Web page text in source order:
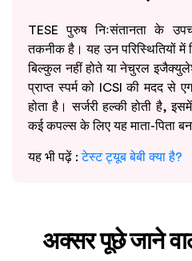
TESE पुरुष निःसंतानता के
तकनीक है। यह उन परिस्थितियों में
बिल्कुल नहीं होते या नेचुरल
प्राप्त स्पर्म को ICSI की मदद से
होता है। सर्जरी हल्की होती है,
कई कपल्स के लिए यह माता-पिता
यह भी पढ़ें :टेस्ट ट्यूब बेबी क्या है?
अक्सर पूछे जाने